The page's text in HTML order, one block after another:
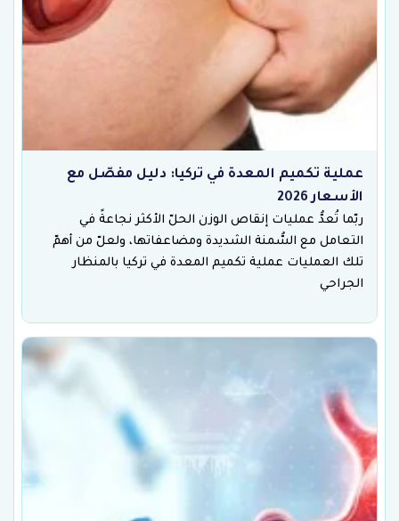
عملية تكميم المعدة في تركيا: دليل مفصّل مع
الأسعار 2026
ربّما تُعدُّ عمليات إنقاص الوزن الحلّ الأكثر نجاعةً في
التعامل مع السُّمنة الشديدة ومضاعفاتها، ولعلّ من أهمّ
تلك العمليات عملية تكميم المعدة في تركيا بالمنظار
الجراحي